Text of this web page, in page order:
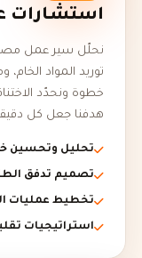
استشارات
نحلّل سير عمل
توريد المواد
هدفنا جعل كل
تحليل وتحسين خط
تصميم تدفق
تخطيط عمليات
استراتيجيات